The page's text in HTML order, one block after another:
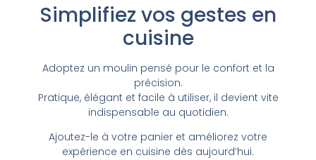
Simplifiez vos gestes en
cuisine
Adoptez un moulin pensé pour le confort et la
précision.
Pratique, élégant et facile à utiliser, il devient vite
indispensable au quotidien.
Ajoutez-le à votre panier et améliorez votre
expérience en cuisine dès aujourd’hui.